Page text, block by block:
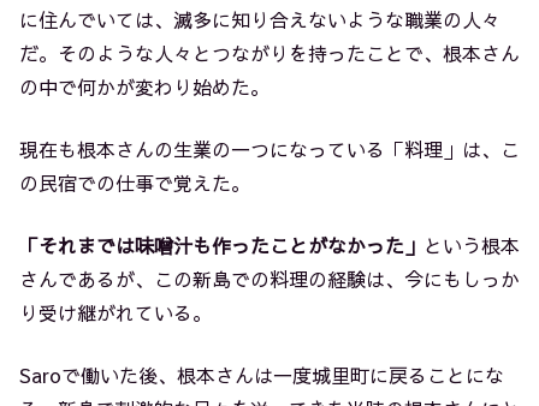
に住んでいては、滅多に知り合えないような職業の人々
だ。そのような人々とつながりを持ったことで、根本さん
の中で何かが変わり始めた。
現在も根本さんの生業の一つになっている「料理」は、こ
の民宿での仕事で覚えた。
「それまでは味噌汁も作ったことがなかった」 という根本
さんであるが、この新島での料理の経験は、今にもしっか
り受け継がれている。
Saroで働いた後、根本さんは一度城里町に戻ることにな